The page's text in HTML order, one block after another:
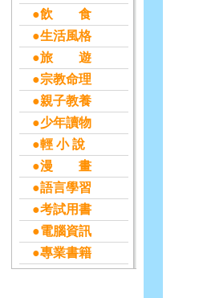
●飲 食
●生活風格
●旅 遊
●宗教命理
●親子教養
●少年讀物
●輕 小 說
●漫 畫
●語言學習
●考試用書
●電腦資訊
●專業書籍